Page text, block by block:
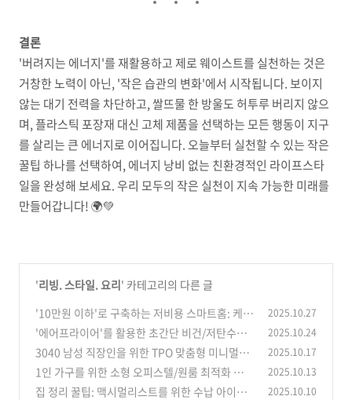
결론
'버려지는 에너지'를 재활용하고 제로 웨이스트를 실천하는 것은
거창한 노력이 아닌, '작은 습관의 변화'에서 시작됩니다. 보이지
않는 대기 전력을 차단하고, 쌀뜨물 한 방울도 허투루 버리지 않으
며, 플라스틱 포장재 대신 고체 제품을 선택하는 모든 행동이 지구
를 살리는 큰 에너지로 이어집니다. 오늘부터 실천할 수 있는 작은
꿀팁 하나를 선택하여, 에너지 낭비 없는 친환경적인 라이프스타
일을 완성해 보세요. 우리 모두의 작은 실천이 지속 가능한 미래를
만들어갑니다! 🌍💚
'리빙. 스타일. 요리' 카테고리의 다른 글
'10만원 이하'로 구축하는 저비용 스마트홈: 케이
블 숨기기부터 IoT 조명 설치까지 (자취방/신혼
집 활용팁)
(1)
2025.10.27
'에어프라이어'를 활용한 초간단 비건/저탄수화
물 베이킹 레시피 (0)
2025.10.24
3040 남성 직장인을 위한 TPO 맞춤형 미니멀리
즘 스타일링 및 쇼핑 가이드
(1)
2025.10.17
1인 가구를 위한 소형 오피스텔/원룸 최적화 수납
및 공간 활용 DIY 아이디어
(0)
2025.10.13
집 정리 꿀팁: 맥시멀리스트를 위한 수납 아이디
2025.10.10